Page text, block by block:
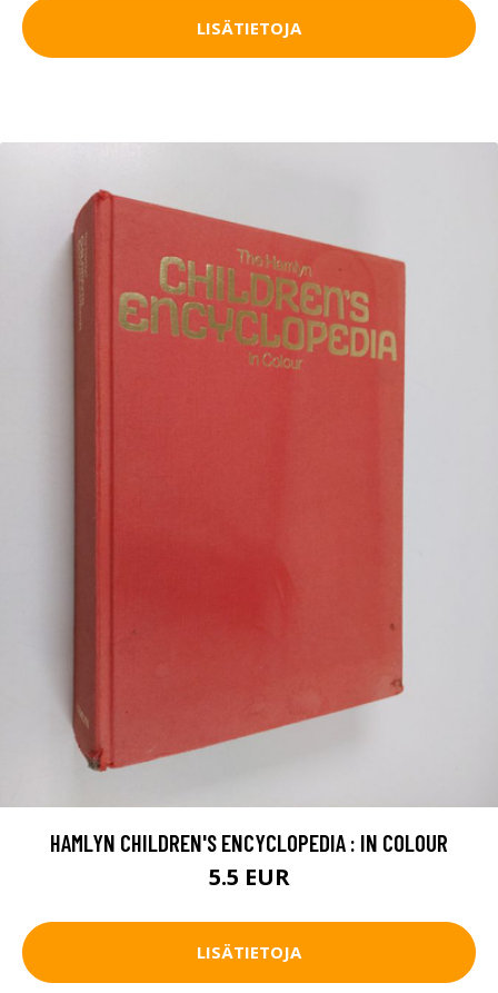
LISÄTIETOJA
HAMLYN CHILDREN'S ENCYCLOPEDIA : IN COLOUR
5.5 EUR
LISÄTIETOJA